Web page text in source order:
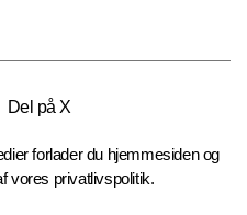
Del på X
forlader du hjemmesiden og
vores privatlivspolitik.